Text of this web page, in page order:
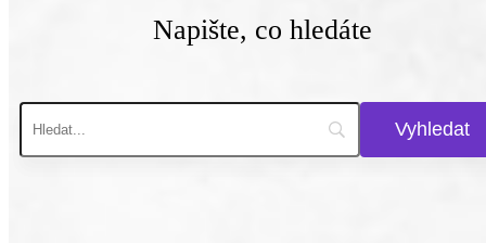
Napište, co hledáte